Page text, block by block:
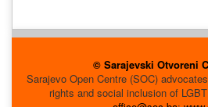
© Sarajevski Otvoreni
Sarajevo Open Centre (SOC)
rights and social inclusion of